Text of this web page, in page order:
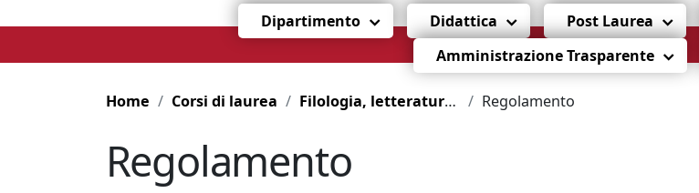
Dipartimento Didattica Post Laurea
Amministrazione Trasparente
Home Corsi di laurea Filologia, letterature e civiltà del mondo antico Regolamento
Regolamento